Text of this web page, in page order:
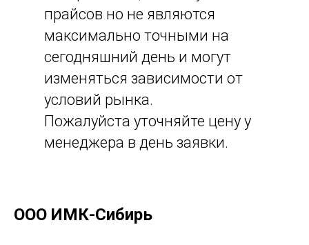
прайсов но не являются
максимально точными на
сегодняшний день и могут
изменяться зависимости от
условий рынка.
Пожалуйста уточняйте цену у
менеджера в день заявки.
ООО ИМК-Сибирь